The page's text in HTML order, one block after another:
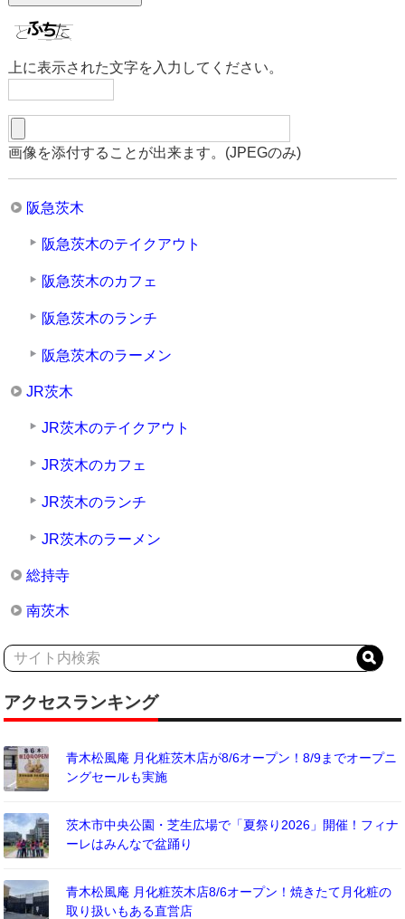
上に表示された文字を入力してください。
画像を添付することが出来ます。(JPEGのみ)
阪急茨木
阪急茨木のテイクアウト
阪急茨木のカフェ
阪急茨木のランチ
阪急茨木のラーメン
JR茨木
JR茨木のテイクアウト
JR茨木のカフェ
JR茨木のランチ
JR茨木のラーメン
総持寺
南茨木
アクセスランキング
青木松風庵 月化粧茨木店が8/6オープン！8/9までオープニ
ングセールも実施
茨木市中央公園・芝生広場で「夏祭り2026」開催！フィナ
ーレはみんなで盆踊り
青木松風庵 月化粧茨木店8/6オープン！焼きたて月化粧の
取り扱いもある直営店